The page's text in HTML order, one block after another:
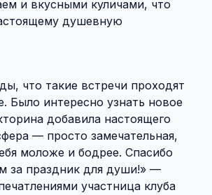
и вкусными куличами, что
душевную
что такие встречи проходят
Было интересно узнать новое
добавила настоящего
— просто замечательная,
моложе и бодрее. Спасибо
за праздник для души!» —
участница клуба